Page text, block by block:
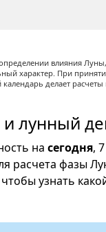
влияния
характер. При
делает
лунный
на сегодня,
расчета фазы
узнать